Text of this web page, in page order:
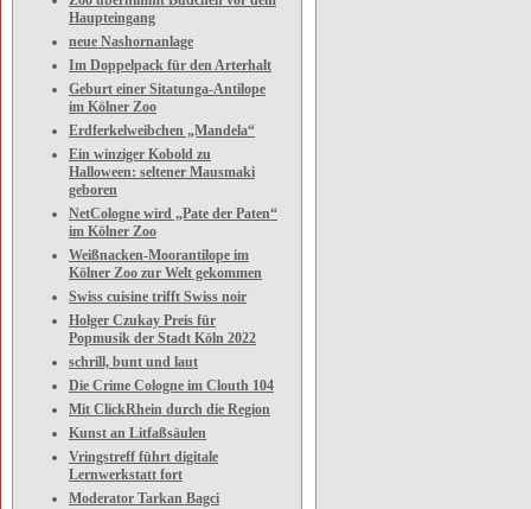
Haupteingang
neue Nashornanlage
Im Doppelpack für den Arterhalt
Geburt einer Sitatunga-Antilope
im Kölner Zoo
Erdferkelweibchen „Mandela“
Ein winziger Kobold zu
Halloween: seltener Mausmaki
geboren
NetCologne wird „Pate der Paten“
im Kölner Zoo
Weißnacken-Moorantilope im
Kölner Zoo zur Welt gekommen
Swiss cuisine trifft Swiss noir
Holger Czukay Preis für
Popmusik der Stadt Köln 2022
schrill, bunt und laut
Die Crime Cologne im Clouth 104
Mit ClickRhein durch die Region
Kunst an Litfaßsäulen
Vringstreff führt digitale
Lernwerkstatt fort
Moderator Tarkan Bagci